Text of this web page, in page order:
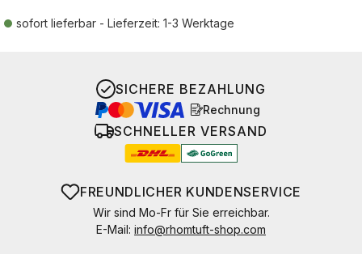
sofort lieferbar - Lieferzeit: 1-3 Werktage
SICHERE BEZAHLUNG
Rechnung
SCHNELLER VERSAND
FREUNDLICHER KUNDENSERVICE
Wir sind Mo-Fr für Sie erreichbar.
E-Mail: info@rhomtuft-shop.com